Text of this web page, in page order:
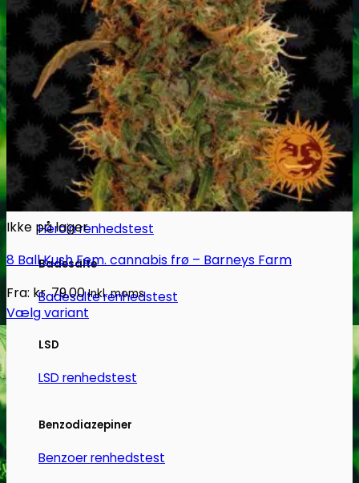
MDMA
MDMA renhedstest
Ecstasy
Ecstasy renhedstest
Heroin
Heroin renhedstest
Badesalte
Badesalte renhedstest
LSD
LSD renhedstest
Benzodiazepiner
Benzoer renhedstest
Ikke på lager
8 Ball Kush Fem. cannabis frø – Barneys Farm
Fra: kr.79.00 Inkl. moms
Vælg variant
Dette
vare
har
flere
varianter.
Mulighederne
kan
vælges